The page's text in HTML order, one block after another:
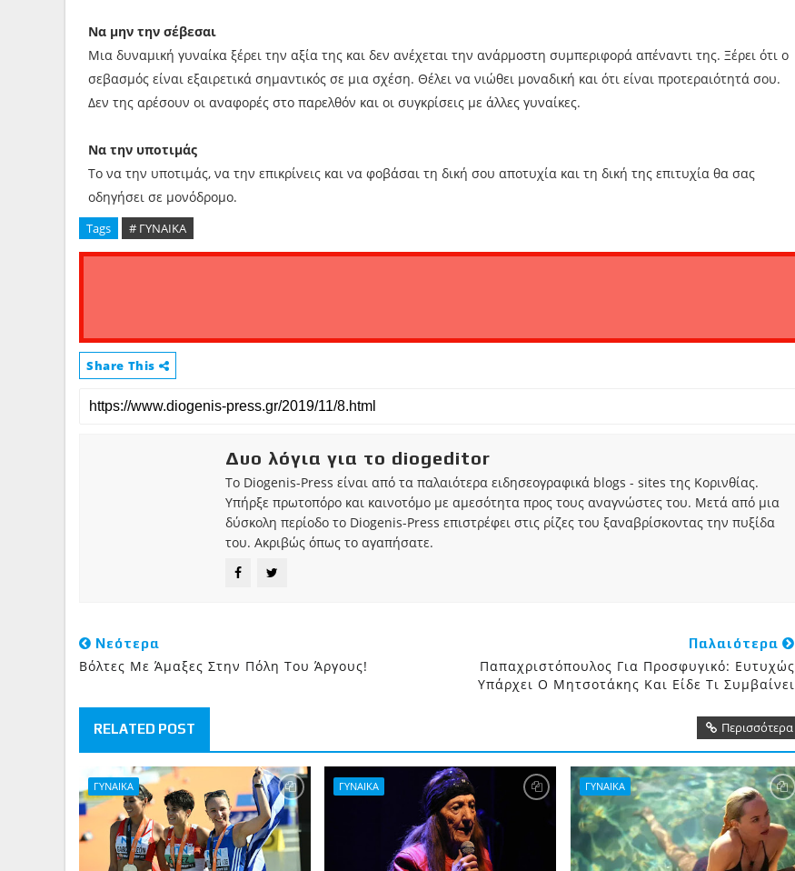
Να μην την σέβεσαι
Μια δυναμική γυναίκα ξέρει την αξία της και δεν ανέχεται την ανάρμοστη συμπεριφορά απέναντι της. Ξέρει ότι ο
σεβασμός είναι εξαιρετικά σημαντικός σε μια σχέση. Θέλει να νιώθει μοναδική και ότι είναι προτεραιότητά σου.
Δεν της αρέσουν οι αναφορές στο παρελθόν και οι συγκρίσεις με άλλες γυναίκες.
Να την υποτιμάς
Το να την υποτιμάς, να την επικρίνεις και να φοβάσαι τη δική σου αποτυχία και τη δική της επιτυχία θα σας
οδηγήσει σε μονόδρομο.
Tags # ΓΥΝΑΙΚΑ
Share This
Δυο λόγια για το diogeditor
Το Diogenis-Press είναι από τα παλαιότερα ειδησεογραφικά blogs - sites της Κορινθίας.
Υπήρξε πρωτοπόρο και καινοτόμο με αμεσότητα προς τους αναγνώστες του. Μετά από μια
δύσκολη περίοδο το Diogenis-Press επιστρέφει στις ρίζες του ξαναβρίσκοντας την πυξίδα
του. Ακριβώς όπως το αγαπήσατε.
Νεότερα
Βόλτες Με Άμαξες Στην Πόλη Του Άργους!
Παλαιότερα
Παπαχριστόπουλος Για Προσφυγικό: Ευτυχώς
Υπάρχει Ο Μητσοτάκης Και Είδε Τι Συμβαίνει
RELATED POST Περισσότερα
ΓΥΝΑΙΚΑ ΓΥΝΑΙΚΑ ΓΥΝΑΙΚΑ